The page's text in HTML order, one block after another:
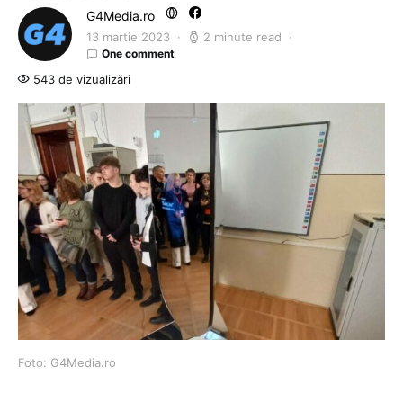
G4Media.ro
13 martie 2023 2 minute read
One comment
543 de vizualizări
Foto: G4Media.ro